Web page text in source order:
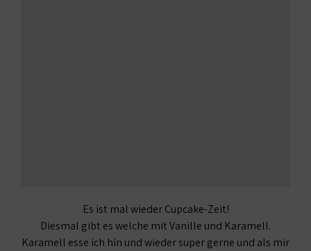
Es ist mal wieder Cupcake-Zeit!
Diesmal gibt es welche mit Vanille und Karamell.
Karamell esse ich hin und wieder super gerne und als mir